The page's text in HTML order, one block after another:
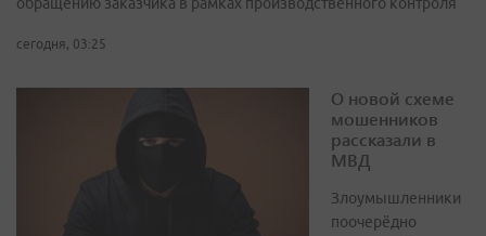
обращению заказчика в рамках производственного контроля
сегодня, 03:25
О новой схеме
мошенников
рассказали в
МВД
Злоумышленники
поочерёдно